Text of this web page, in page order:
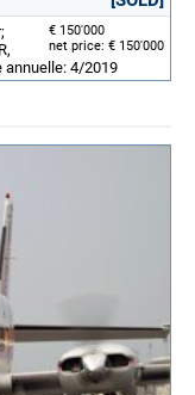
€ 150'000
net price: € 150'000
annuelle: 4/2019